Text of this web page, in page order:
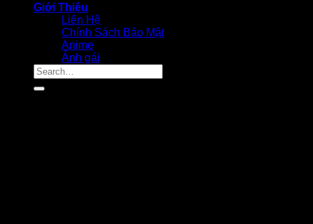
Giới Thiệu
Liên Hệ
Chính Sách Bảo Mật
Anime
Ảnh gái